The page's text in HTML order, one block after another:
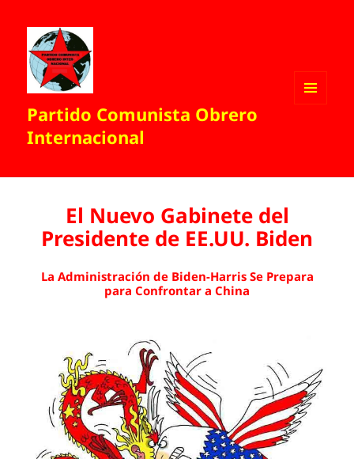
Partido Comunista Obrero
Internacional
El Nuevo Gabinete del
Presidente de EE.UU. Biden
La Administración de Biden-Harris Se Prepara
para Confrontar a China